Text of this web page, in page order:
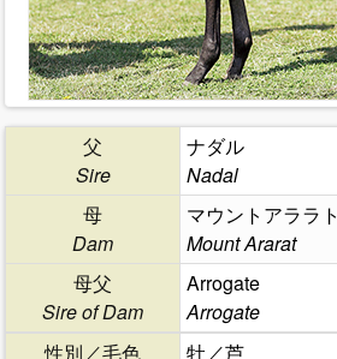
父
Sire
ナダル
Nadal
母
Dam
マウントアララト
Mount Ararat
母父
Sire of Dam
Arrogate
Arrogate
性別／毛色
牡／芦